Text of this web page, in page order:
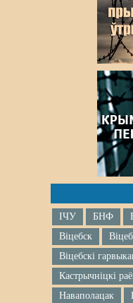
ІЧУ БНФ
Віцебск
Віцебскі
Кастрычніцкі
Наваполацак